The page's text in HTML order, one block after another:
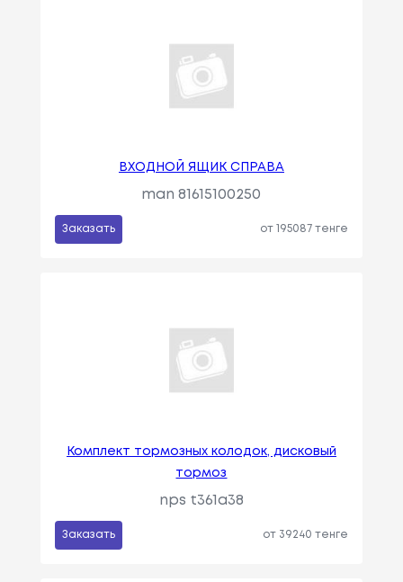
ВХОДНОЙ ЯЩИК СПРАВА
man 81615100250
Заказать от 195087 тенге
Комплект тормозных колодок, дисковый
тормоз
nps t361a38
Заказать от 39240 тенге